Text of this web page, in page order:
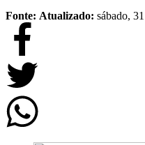
Fonte: Atualizado: sábado,